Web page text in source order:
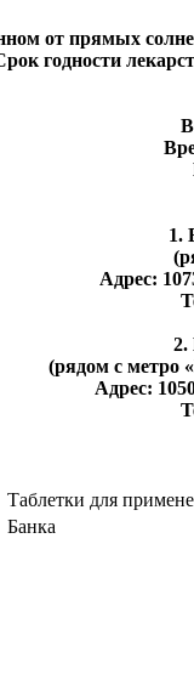
от прямых
годности
1.
Адрес:
2.
(рядом с метро
Адрес:
Таблетки для
Банка